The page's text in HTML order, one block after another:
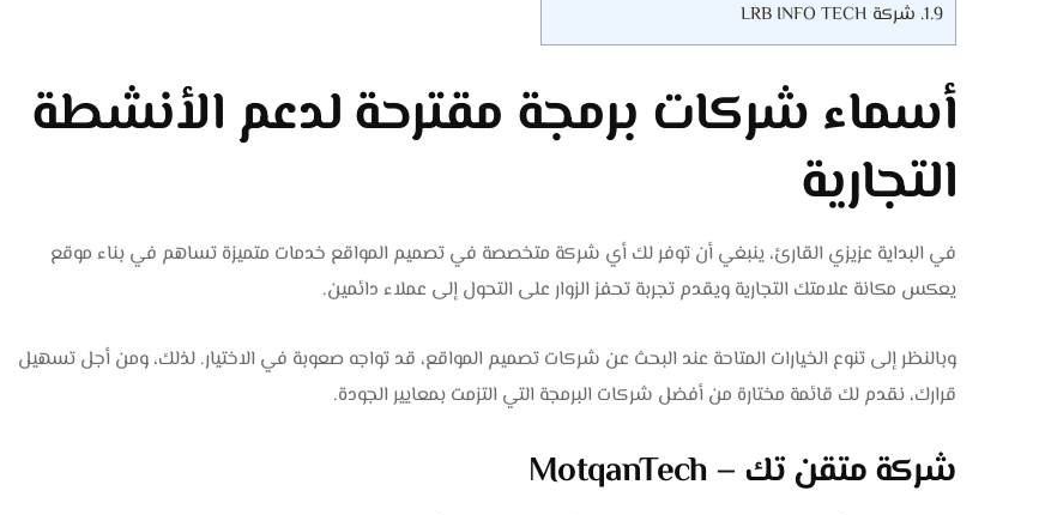
1.9. شركة LRB INFO TECH
أسماء شركات برمجة مقترحة لدعم الأنشطة
التجارية
في البداية عزيزي القارئ، ينبغي أن توفر لك أي شركة متخصصة في تصميم المواقع خدمات متميزة تساهم في بناء موقع
يعكس مكانة علامتك التجارية ويقدم تجربة تحفز الزوار على التحول إلى عملاء دائمين.
وبالنظر إلى تنوع الخيارات المتاحة عند البحث عن شركات تصميم المواقع، قد تواجه صعوبة في الاختيار. لذلك، ومن أجل تسهيل
قرارك، نقدم لك قائمة مختارة من أفضل شركات البرمجة التي التزمت بمعايير الجودة.
شركة متقن تك – MotqanTech